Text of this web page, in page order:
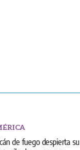
de fuego despierta su